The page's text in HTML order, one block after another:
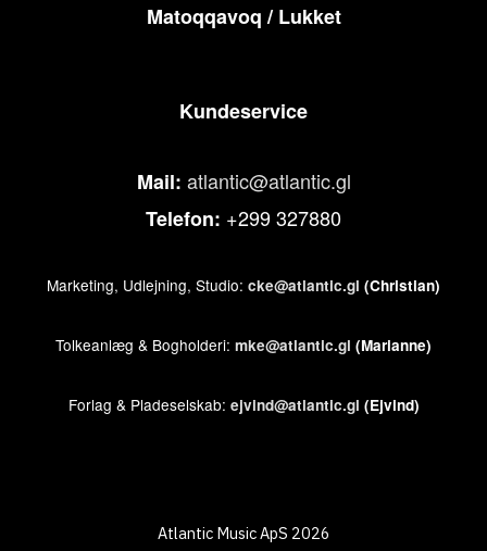
Matoqqavoq / Lukket
Kundeservice
Mail: atlantic@atlantic.gl
Telefon: +299 327880
Marketing, Udlejning, Studio: cke@atlantic.gl (Christian)
Tolkeanlæg & Bogholderi: mke@atlantic.gl (Marianne)
Forlag & Pladeselskab: ejvind@atlantic.gl (Ejvind)
Atlantic Music ApS 2026